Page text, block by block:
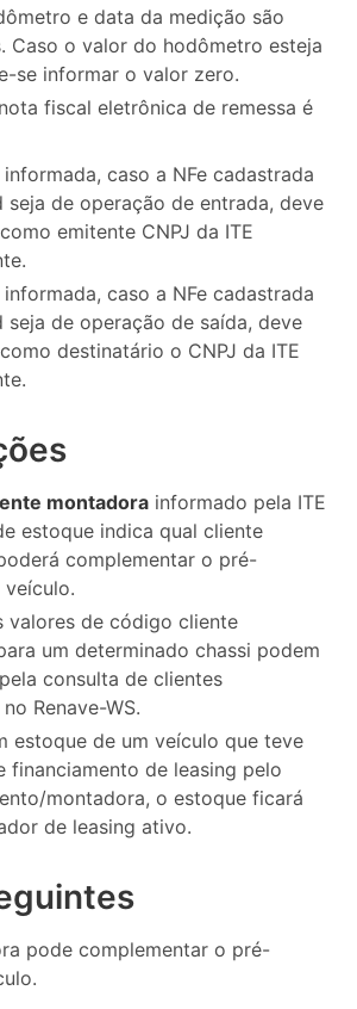
e data da medição são
Caso o valor do hodômetro esteja
se informar o valor zero.
fiscal eletrônica de remessa é
informada, caso a NFe cadastrada
seja de operação de entrada, deve
emitente CNPJ da ITE
informada, caso a NFe cadastrada
seja de operação de saída, deve
destinatário o CNPJ da ITE
montadora informado pela ITE
estoque indica qual cliente
complementar o pré-
valores de código cliente
um determinado chassi podem
consulta de clientes
Renave-WS.
estoque de um veículo que teve
financiamento de leasing pelo
montadora, o estoque ficará
de leasing ativo.
pode complementar o pré-